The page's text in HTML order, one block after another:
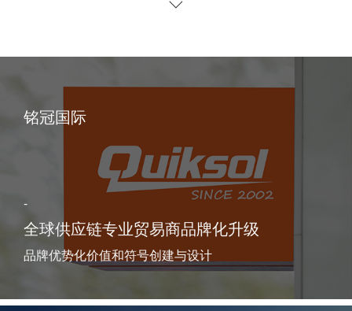
铭冠国际
-
全球供应链专业贸易商品牌化升级
品牌优势化价值和符号创建与设计